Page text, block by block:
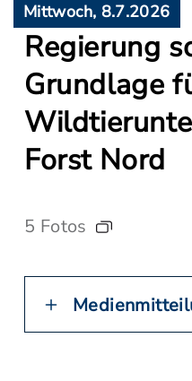
Mittwoch, 8.7.2026
Regierung
Grundlage
Forst Nord
5 Fotos